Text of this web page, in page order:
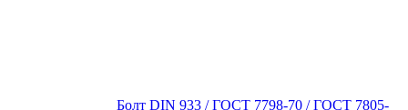
Болт DIN 933 / ГОСТ 7798-70 / ГОСТ 7805-